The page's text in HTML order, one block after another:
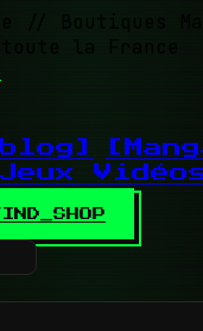
// Boutiques
toute la France